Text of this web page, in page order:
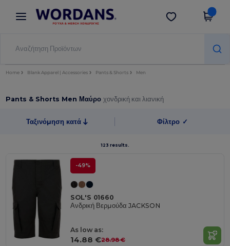
× Εφαρμογή Wordans
Καλύτερες τιμές στην εφαρμογή!
Λήψη app
Home Blank Apparel | Accessories Pants & Shorts Men
Pants & Shorts Men Μαύροχονδρική και λιανική
Ταξινόμηση κατά Φίλτρο ✓
123 results.
-49%
SOL'S 01660
Ανδρική Βερμούδα JACKSON
As low as:
14.88 €28.98 €